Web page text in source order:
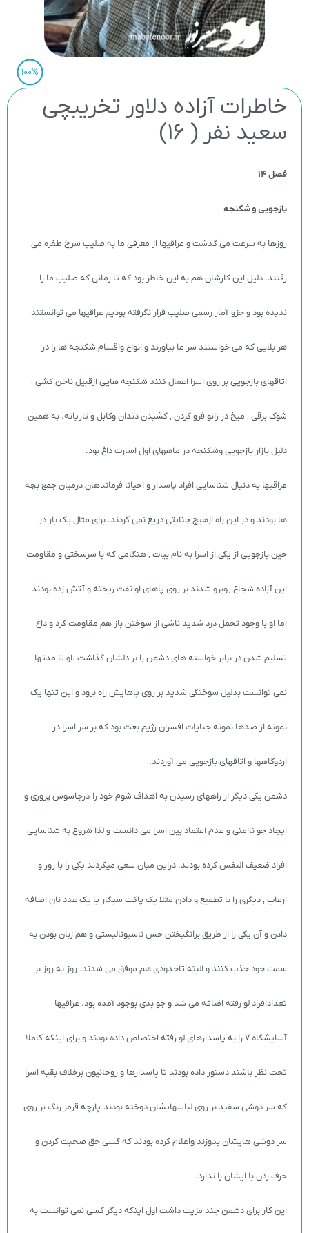
100%
خاطرات آزاده دلاور تخریبچی
سعید نفر ( 16)
فصل 14
بازجویی و شکنجه
روزها به سرعت می گذشت و عراقیها از معرفی ما به صلیب سرخ طفره می
رفتند. دلیل این کارشان هم به این خاطر بود که تا زمانی که صلیب ما را
ندیده بود و جزو آمار رسمی صلیب قرار نگرفته بودیم عراقیها می توانستند
هر بلایی که می خواستند سر ما بیاورند و انواع واقسام شکنجه ها را در
اتاقهای بازجویی بر روی اسرا اعمال کنند شکنجه هایی ازقبیل ناخن کشی ‚
شوک برقی ‚ میخ در زانو فرو کردن ‚ کشیدن دندان وکابل و تازیانه. به همین
دلیل بازار بازجویی وشکنجه در ماههای اول اسارت داغ بود.
عراقیها به دنبال شناسایی افراد پاسدار و احیانا فرماندهان درمیان جمع بچه
ها بودند و در این راه ازهیچ جنایتی دریغ نمی کردند. برای مثال یک بار در
حین بازجویی از یکی از اسرا به نام بیات ‚ هنگامی که با سرسختی و مقاومت
این آزاده شجاع روبرو شدند بر روی پاهای او نفت ریخته و آتش زده بودند
اما او با وجود تحمل درد شدید ناشی از سوختن باز هم مقاومت کرد و داغ
تسلیم شدن در برابر خواسته های دشمن را بر دلشان گذاشت .او تا مدتها
نمی توانست بدلیل سوختگی شدید بر روی پاهایش راه برود و این تنها یک
نمونه از صدها نمونه جنایات افسران رژیم بعث بود که بر سر اسرا در
اردوگاهها و اتاقهای بازجویی می آوردند.
دشمن یکی دیگر از راههای رسیدن به اهداف شوم خود را درجاسوس پروری و
ایجاد جو ناامنی و عدم اعتماد بین اسرا می دانست و لذا شروع به شناسایی
افراد ضعیف النفس کرده بودند. دراین میان سعی میکردند یکی را با زور و
ارعاب ‚ دیگری را با تطمیع و دادن مثلا یک پاکت سیگار یا یک عدد نان اضافه
دادن و آن یکی را از طریق برانگیختن حس ناسیونالیستی و هم زبان بودن به
سمت خود جذب کنند و البته تاحدودی هم موفق می شدند. روز به روز بر
تعدادافراد لو رفته اضافه می شد و جو بدی بوجود آمده بود. عراقیها
آسایشگاه 7 را به پاسدارهای لو رفته اختصاص داده بودند و برای اینکه کاملا
تحت نظر باشند دستور داده بودند تا پاسدارها و روحانیون برخلاف بقیه اسرا
که سر دوشی سفید بر روی لباسهایشان دوخته بودند پارچه قرمز رنگ بر روی
سر دوشی هایشان بدوزند واعلام کرده بودند که کسی حق صحبت کردن و
حرف زدن با ایشان را ندارد.
این کار برای دشمن چند مزیت داشت اول اینکه دیگر کسی نمی توانست به